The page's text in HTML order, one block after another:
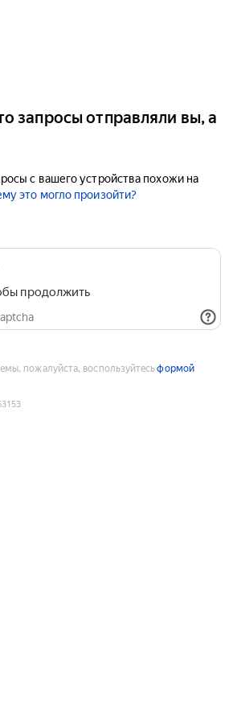
запросы отправляли вы, а
с вашего устройства похожи на
это могло произойти?
продолжить
пожалуйста, воспользуйтесьформой